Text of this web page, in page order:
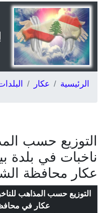
الرئيسية عكار
التوزيع حسب
ناخبات في بلدة
عكار محافظة
التوزيع حسب المذاهب
عكار في